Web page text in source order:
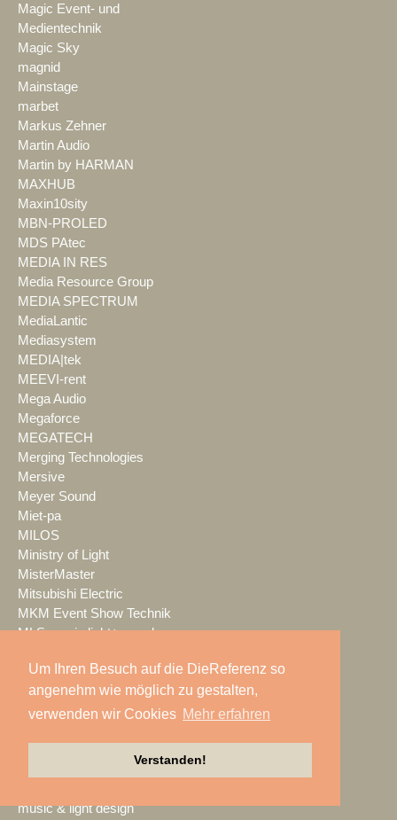
Um Ihren Besuch auf die DieReferenz so
angenehm wie möglich zu gestalten,
verwenden wir Cookies Mehr erfahren
Verstanden!
Magic Event- und
Medientechnik
Magic Sky
magnid
Mainstage
marbet
Markus Zehner
Martin Audio
Martin by HARMAN
MAXHUB
Maxin10sity
MBN-PROLED
MDS PAtec
MEDIA IN RES
Media Resource Group
MEDIA SPECTRUM
MediaLantic
Mediasystem
MEDIA|tek
MEEVI-rent
Mega Audio
Megaforce
MEGATECH
Merging Technologies
Mersive
Meyer Sound
Miet-pa
MILOS
Ministry of Light
MisterMaster
Mitsubishi Electric
MKM Event Show Technik
MLS magic light+sound
Modulo Pi
MONACOR INTERNATIONAL
Moonlight
music & light design